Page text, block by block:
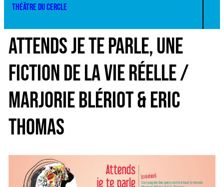
THÉÂTRE DU CERCLE
ATTENDS JE TE PARLE, UNE
FICTION DE LA VIE RÉELLE /
MARJORIE BLÉRIOT & ERIC
THOMAS